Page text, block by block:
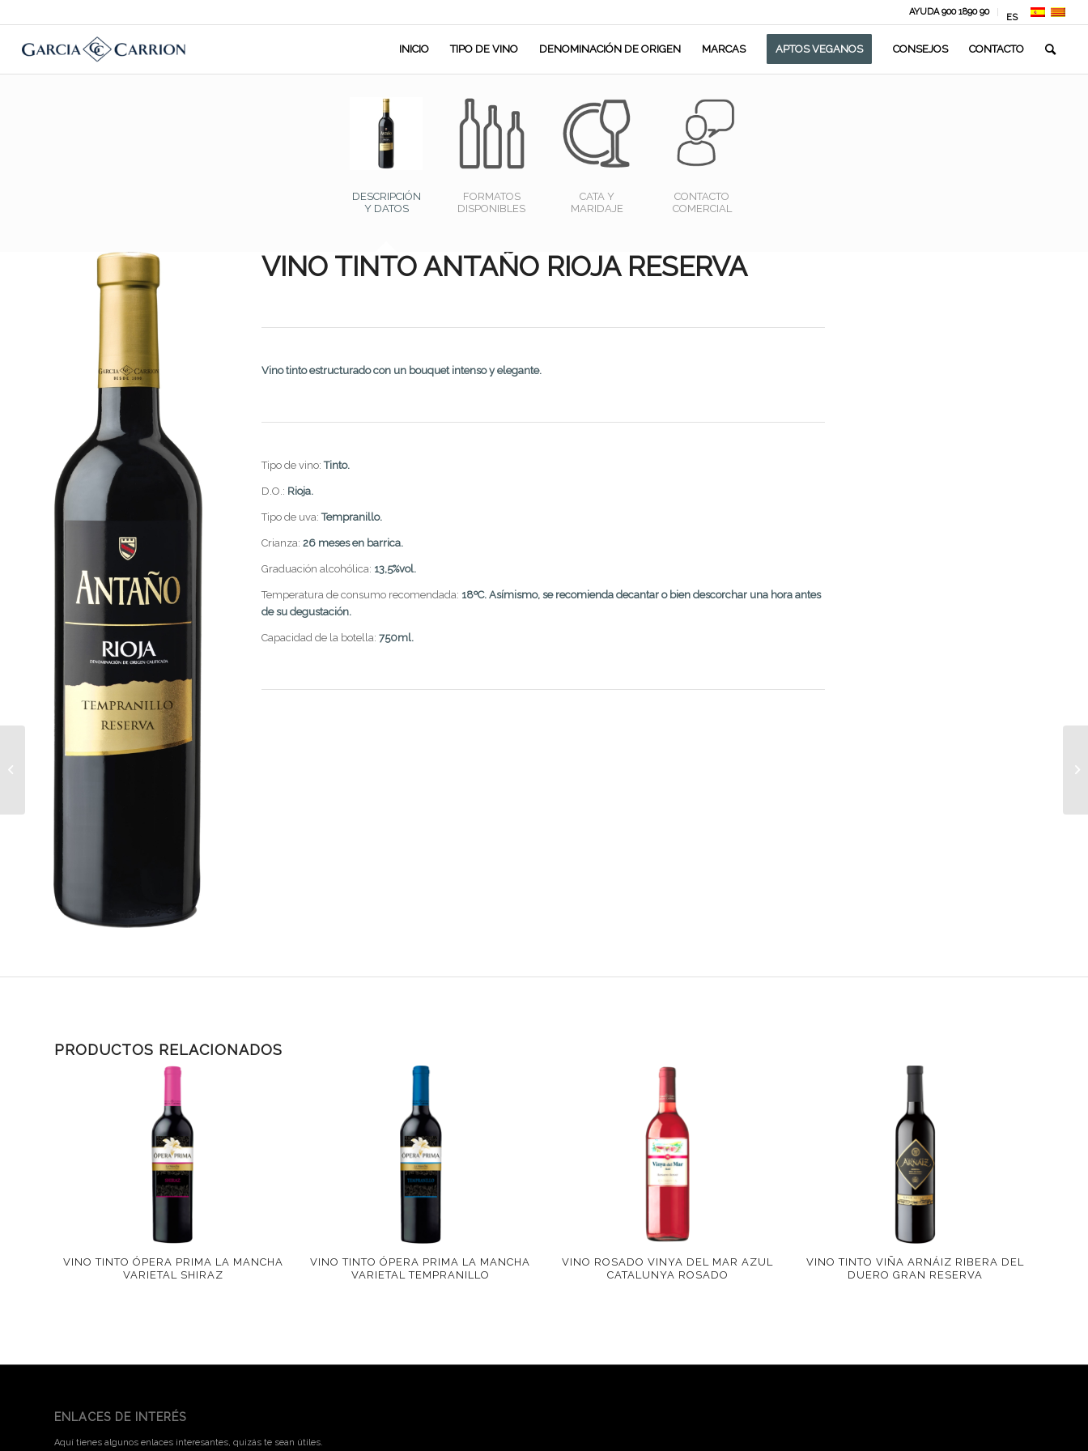
AYUDA 900 1890 90
ES
INICIO TIPO DE VINO DENOMINACIÓN DE ORIGEN MARCAS APTOS VEGANOS CONSEJOS CONTACTO
DESCRIPCIÓN
Y DATOS
FORMATOS
DISPONIBLES
CATA Y
MARIDAJE
CONTACTO
COMERCIAL
VINO TINTO ANTAÑO RIOJA RESERVA
Vino tinto estructurado con un bouquet intenso y elegante.
Tipo de vino:Tinto.
D.O.: Rioja.
Tipo de uva:Tempranillo.
Crianza: 26 meses en barrica.
Graduación alcohólica: 13,5%vol.
Temperatura de consumo recomendada: 18ºC. Asímismo, se recomienda decantar o bien descorchar una hora antes
de su degustación.
Capacidad de la botella: 750ml.
PRODUCTOS RELACIONADOS
VINO TINTO ÓPERA PRIMA LA MANCHA
VARIETAL SHIRAZ
VINO TINTO ÓPERA PRIMA LA MANCHA
VARIETAL TEMPRANILLO
VINO ROSADO VINYA DEL MAR AZUL
CATALUNYA ROSADO
VINO TINTO VIÑA ARNÁIZ RIBERA DEL
DUERO GRAN RESERVA
ENLACES DE INTERÉS
Aquí tienes algunos enlaces interesantes, quizás te sean útiles.